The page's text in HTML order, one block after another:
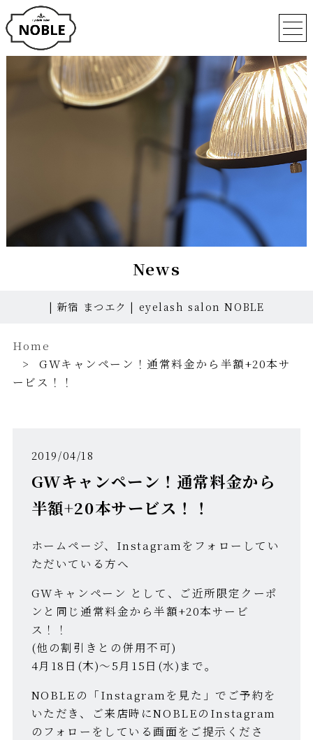
News
| 新宿 まつエク | eyelash salon NOBLE
Home
GWキャンペーン！通常料金から半額+20本サ
ービス！！
2019/04/18
GWキャンペーン！通常料金から
半額+20本サービス！！
ホームページ、Instagramをフォローしてい
ただいている方へ
GWキャンペーン として、ご近所限定クーポ
ンと同じ通常料金から半額+20本サービ
ス！！
(他の割引きとの併用不可)
4月18日(木)〜5月15日(水)まで。
NOBLEの「Instagramを見た」でご予約を
いただき、ご来店時にNOBLEのInstagram
のフォローをしている画面をご提示くださ